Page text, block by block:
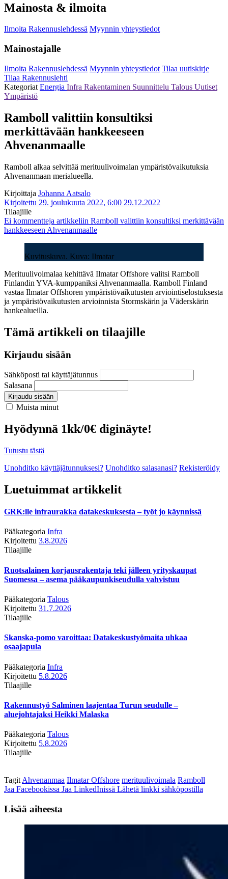
Mainosta & ilmoita
Ilmoita Rakennuslehdessä Myynnin yhteystiedot
Mainostajalle
Ilmoita Rakennuslehdessä Myynnin yhteystiedot Tilaa uutiskirje
Tilaa Rakennuslehti
Kategoriat Energia Infra Rakentaminen Suunnittelu Talous Uutiset
Ympäristö
Ramboll valittiin konsultiksi
merkittävään hankkeeseen
Ahvenanmaalle
Ramboll alkaa selvittää merituulivoimalan ympäristövaikutuksia
Ahvenanmaan merialueella.
Kirjoittaja Johanna Aatsalo
Kirjoitettu 29. joulukuuta 2022, 6:00 29.12.2022
Tilaajille
Ei kommentteja artikkeliin Ramboll valittiin konsultiksi merkittävään
hankkeeseen Ahvenanmaalle
Kuvituskuva. Kuva: Ilmatar
Merituulivoimalaa kehittävä Ilmatar Offshore valitsi Ramboll
Finlandin YVA-kumppaniksi Ahvenanmaalla. Ramboll Finland
vastaa Ilmatar Offshoren ympäristövaikutusten arviointiselostuksesta
ja ympäristövaikutusten arvioinnista Stormskärin ja Väderskärin
hankealueilla.
Tämä artikkeli on tilaajille
Kirjaudu sisään
Sähköposti tai käyttäjätunnus
Salasana
Kirjaudu sisään
Muista minut
Hyödynnä 1kk/0€ diginäyte!
Tutustu tästä
Unohditko käyttäjätunnuksesi? Unohditko salasanasi? Rekisteröidy
Luetuimmat artikkelit
GRK:lle infraurakka datakeskuksesta – työt jo käynnissä
Pääkategoria Infra
Kirjoitettu 3.8.2026
Tilaajille
Ruotsalainen korjausrakentaja teki jälleen yrityskaupat
Suomessa – asema pääkaupunkiseudulla vahvistuu
Pääkategoria Talous
Kirjoitettu 31.7.2026
Tilaajille
Skanska-pomo varoittaa: Datakeskustyömaita uhkaa
osaajapula
Pääkategoria Infra
Kirjoitettu 5.8.2026
Tilaajille
Rakennustyö Salminen laajentaa Turun seudulle –
aluejohtajaksi Heikki Malaska
Pääkategoria Talous
Kirjoitettu 5.8.2026
Tilaajille
Tagit Ahvenanmaa Ilmatar Offshore merituulivoimala Ramboll
Jaa Facebookissa Jaa LinkedInissä Lähetä linkki sähköpostilla
Lisää aiheesta